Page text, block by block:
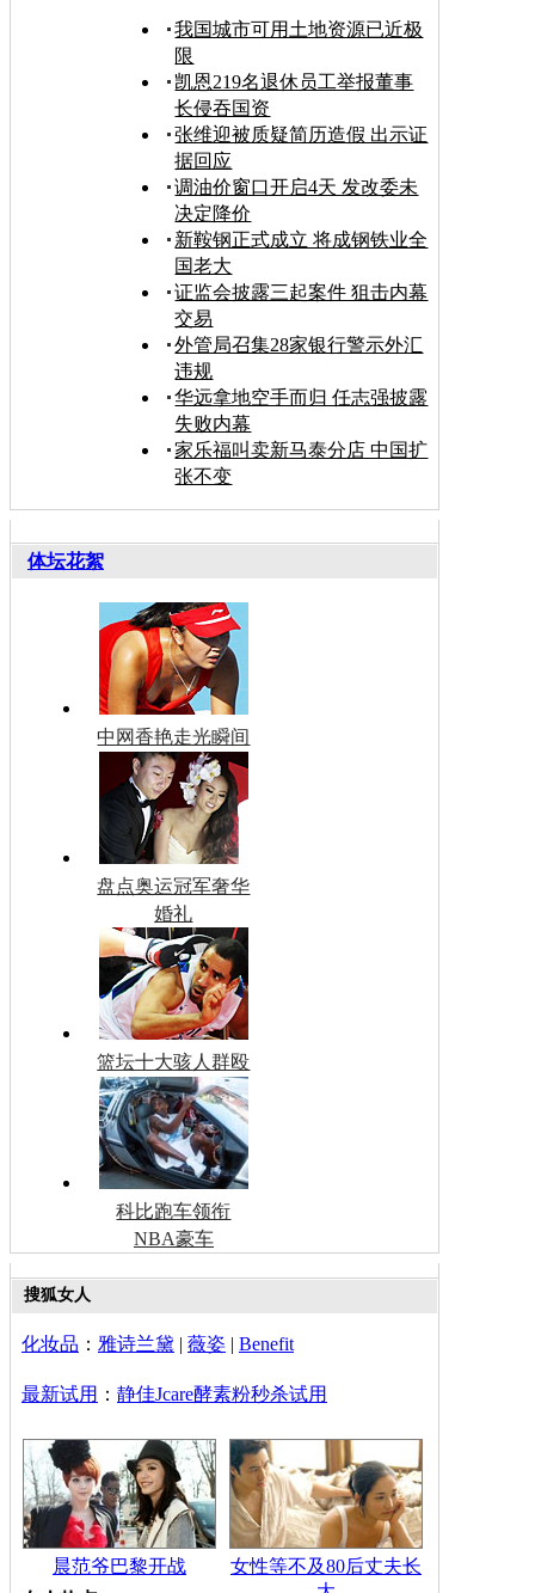
我国城市可用土地资源已近极
限
凯恩219名退休员工举报董事
长侵吞国资
张维迎被质疑简历造假 出示证
据回应
调油价窗口开启4天 发改委未
决定降价
新鞍钢正式成立 将成钢铁业全
国老大
证监会披露三起案件 狙击内幕
交易
外管局召集28家银行警示外汇
违规
华远拿地空手而归 任志强披露
失败内幕
家乐福叫卖新马泰分店 中国扩
张不变
体坛花絮
中网香艳走光瞬间
盘点奥运冠军奢华
婚礼
篮坛十大骇人群殴
科比跑车领衔
NBA豪车
搜狐女人
化妆品 ： 雅诗兰黛 | 薇姿 | Benefit
最新试用 ： 静佳Jcare酵素粉秒杀试用
晨范爷巴黎开战
女性等不及80后丈夫长